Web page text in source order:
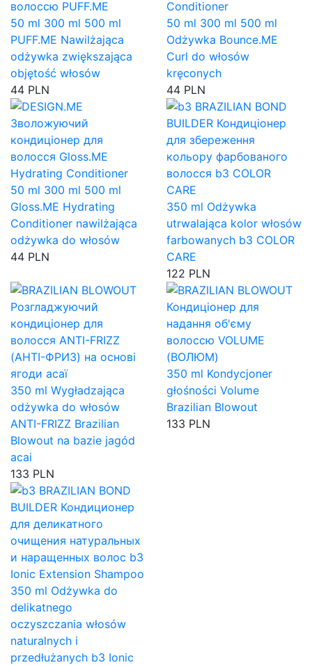
50 ml 300 ml 500 ml
PUFF.ME Nawilżająca
odżywka zwiększająca
objętość włosów
44 PLN
50 ml 300 ml 500 ml
Odżywka Bounce.ME
Curl do włosów
kręconych
44 PLN
50 ml 300 ml 500 ml
Gloss.ME Hydrating
Conditioner nawilżająca
odżywka do włosów
44 PLN
350 ml Odżywka
utrwalająca kolor włosów
farbowanych b3 COLOR
CARE
122 PLN
350 ml Wygładzająca
odżywka do włosów
ANTI-FRIZZ Brazilian
Blowout na bazie jagód
acai
133 PLN
350 ml Kondycjoner
głośności Volume
Brazilian Blowout
133 PLN
350 ml Odżywka do
delikatnego
oczyszczania włosów
naturalnych i
przedłużanych b3 Ionic